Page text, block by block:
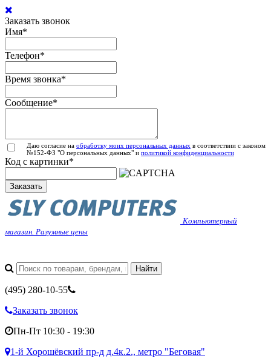
Заказать звонок
Имя*
Телефон*
Время звонка*
Сообщение*
Даю согласие на обработку моих персональных данных в соответствии с законом
№152-ФЗ "О персональных данных" и политикой конфиденциальности
Код с картинки*
Заказать
Компьютерный
магазин. Разумные цены
(495) 280-10-55
Заказать звонок
Пн-Пт 10:30 - 19:30
1-й Хорошёвский пр-д д.4к.2., метро "Беговая"